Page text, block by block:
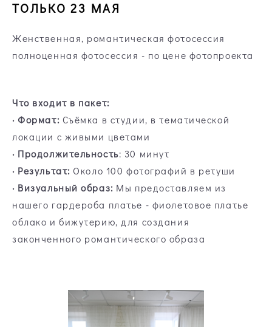
ТОЛЬКО 23 МАЯ
Женственная, романтическая фотосессия
полноценная фотосессия - по цене фотопроекта
Что входит в пакет:
· Формат: Съёмка в студии, в тематической
локации с живыми цветами
· Продолжительность: 30 минут
· Результат: Около 100 фотографий в ретуши
· Визуальный образ: Мы предоставляем из
нашего гардероба платье - фиолетовое платье
облако и бижутерию, для создания
законченного романтического образа